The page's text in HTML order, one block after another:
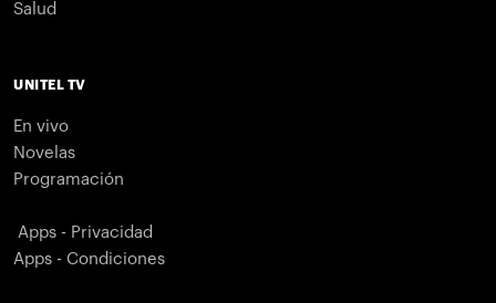
Salud
UNITEL TV
En vivo
Novelas
Programación
Apps - Privacidad
Apps - Condiciones